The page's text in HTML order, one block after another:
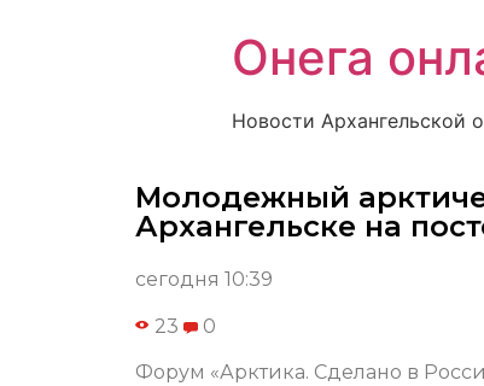
Онега
Новости Архангельской
Молодежный
Архангельске на
сегодня 10:39
23 0
Форум «Арктика. Сделано в